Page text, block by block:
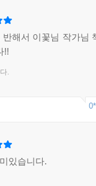
해서 이꽃님 작가님
!!
.
있습니다.